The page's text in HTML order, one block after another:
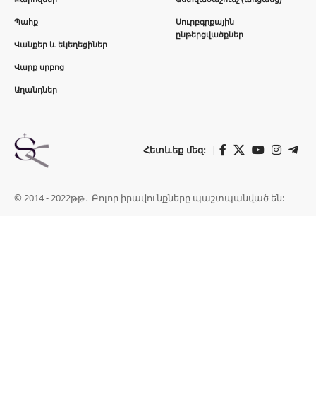
Պահք
Վանքեր և եկեղեցիներ
Վարք սրբոց
Աղանդներ
Սուրբգրքային
ընթերցվածքներ
Հետևեք մեզ:
© 2014 - 2022թթ․ Բոլոր իրավունքները պաշտպանված են: